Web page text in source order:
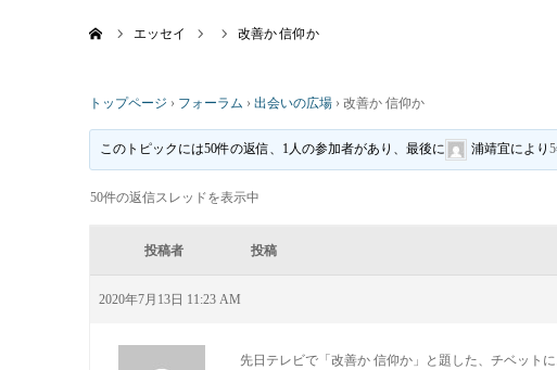
エッセイ 改善か 信仰か
トップページ › フォーラム › 出会いの広場 › 改善か 信仰か
このトピックには50件の返信、1人の参加者があり、最後に 浦靖宜により
50件の返信スレッドを表示中
投稿者 投稿
2020年7月13日 11:23 AM
先日テレビで「改善か 信仰か」と題した、チベット